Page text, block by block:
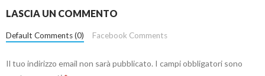
LASCIA UN COMMENTO
Default Comments (0) Facebook Comments
Il tuo indirizzo email non sarà pubblicato. I campi obbligatori sono